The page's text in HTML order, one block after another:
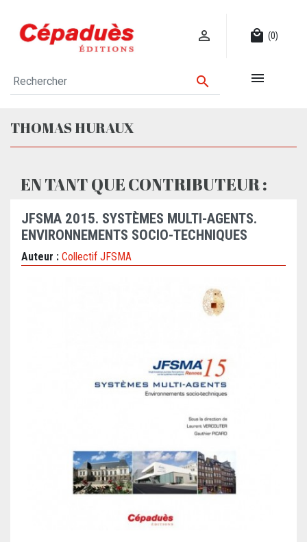
 local_mall (0)
 
THOMAS HURAUX
EN TANT QUE CONTRIBUTEUR :
JFSMA 2015. SYSTÈMES MULTI-AGENTS.
ENVIRONNEMENTS SOCIO-TECHNIQUES
Auteur : Collectif JFSMA